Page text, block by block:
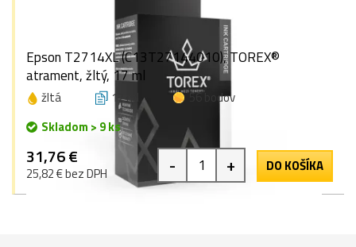
Epson T2714XL (C13T27144010), TOREX®
atrament, žltý, 17 ml
žltá 17 ml
56 bodov
Skladom > 9 ks
31,76 €
25,82 € bez DPH - + DO KOŠÍKA